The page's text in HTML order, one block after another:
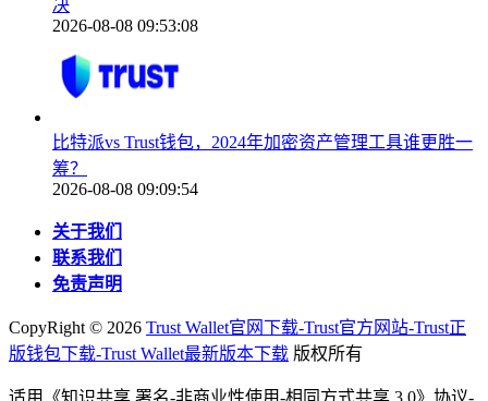
决
2026-08-08 09:53:08
比特派vs Trust钱包，2024年加密资产管理工具谁更胜一
筹？
2026-08-08 09:09:54
关于我们
联系我们
免责声明
CopyRight © 2026 Trust Wallet官网下载-Trust官方网站-Trust正
版钱包下载-Trust Wallet最新版本下载 版权所有